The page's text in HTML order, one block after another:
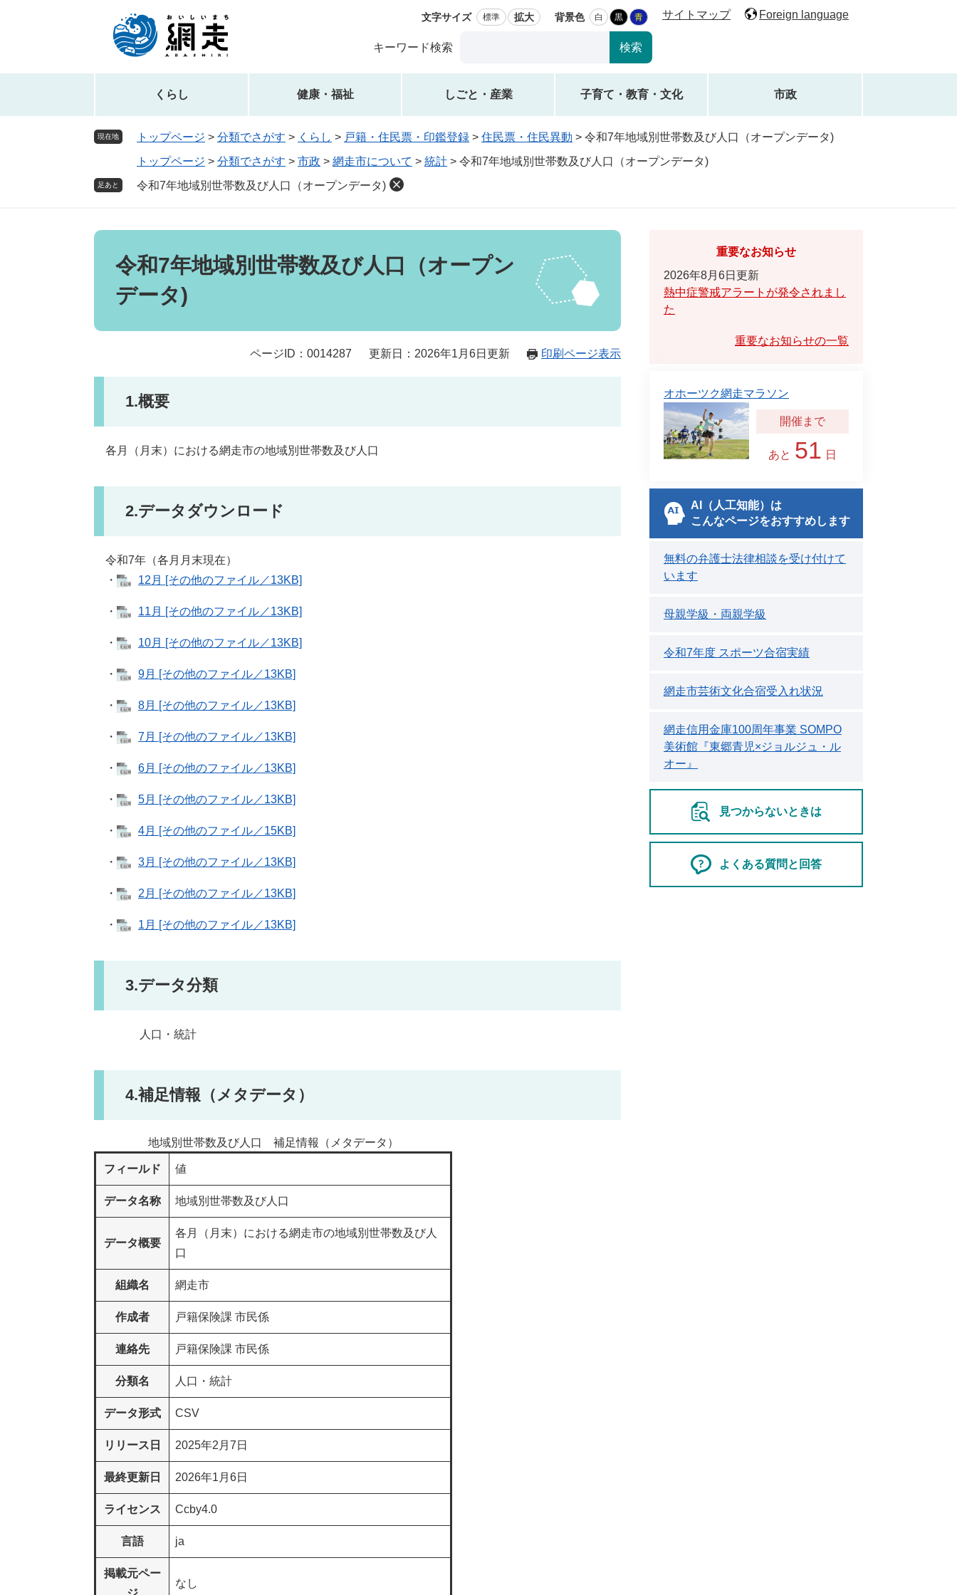
先
を
文字サイズ 標準 拡大 背景色 白 黒 青 サイトマップ Foreign language
キーワード検索
ス
タ
索
くらし 健康・福祉 しごと・産業 子育て・教育・文化 市政
現在地 トップページ > 分類でさがす > くらし > 戸籍・住民票・印鑑登録 > 住民票・住民異動 > 令和7年地域別世帯数及び人口（オープンデータ)
トップページ > 分類でさがす > 市政 > 網走市について > 統計 > 令和7年地域別世帯数及び人口（オープンデータ)
足あと 令和7年地域別世帯数及び人口（オープンデータ)
本
令和7年地域別世帯数及び人口（オープン
データ)
ページID：0014287 更新日：2026年1月6日更新 印刷ページ表示
1.概要
各月（月末）における網走市の地域別世帯数及び人口
2.データダウンロード
令和7年（各月月末現在）
・
12月 [その他のファイル／13KB]
・ 11月 [その他のファイル／13KB]
・ 10月 [その他のファイル／13KB]
・ 9月 [その他のファイル／13KB]
・ 8月 [その他のファイル／13KB]
・ 7月 [その他のファイル／13KB]
・ 6月 [その他のファイル／13KB]
・ 5月 [その他のファイル／13KB]
・ 4月 [その他のファイル／15KB]
・ 3月 [その他のファイル／13KB]
・ 2月 [その他のファイル／13KB]
・ 1月 [その他のファイル／13KB]
3.データ分類
人口・統計
4.補足情報（メタデータ）
地域別世帯数及び人口 補足情報（メタデータ）
フィールド 値
データ名称 地域別世帯数及び人口
データ概要
各月（月末）における網走市の地域別世帯数及び人
口
組織名 網走市
作成者 戸籍保険課 市民係
連絡先 戸籍保険課 市民係
分類名 人口・統計
データ形式 CSV
リリース日 2025年2月7日
最終更新日 2026年1月6日
ライセンス Ccby4.0
言語 ja
掲載元ペー
なし
重要なお知らせ
2026年8月6日更新
熱中症警戒アラートが発令されまし
た
重要なお知らせの一覧
オホーツク網走マラソン
あと 51 日
AI（人工知能）は
こんなページをおすすめします
無料の弁護士法律相談を受け付けて
います
母親学級・両親学級
令和7年度 スポーツ合宿実績
網走市芸術文化合宿受入れ状況
網走信用金庫100周年事業 SOMPO
美術館『東郷青児×ジョルジュ・ル
オー』
見つからないときは
よくある質問と回答